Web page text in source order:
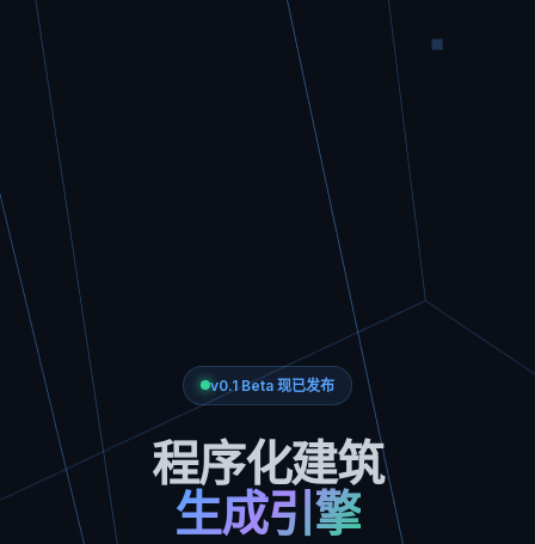
v0.1 Beta 现已发布
程序化建筑
生成引擎